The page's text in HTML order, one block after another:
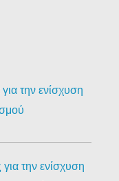
την ενίσχυση
για την ενίσχυση